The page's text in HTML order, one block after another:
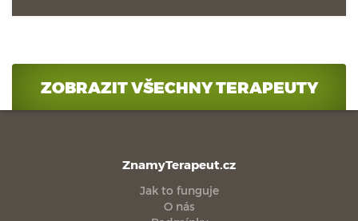
ZOBRAZIT VŠECHNY TERAPEUTY
ZnamyTerapeut.cz
Jak to funguje
O nás